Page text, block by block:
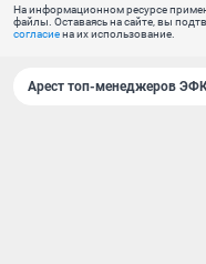
На информационном ресурсе
файлы. Оставаясь на сайте, вы
согласиена их использование.
Арест топ-менеджеров